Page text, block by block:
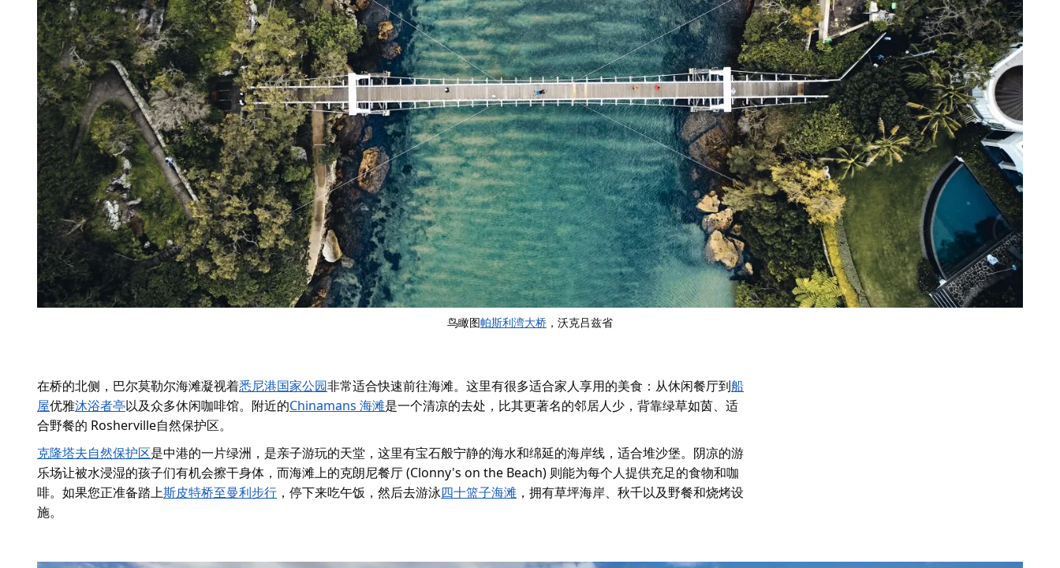
鸟瞰图帕斯利湾大桥 ，沃克吕兹省
在桥的北侧， 巴尔莫勒尔海滩凝视着悉尼港国家公园非常适合快速前往海滩。这里有很多适合家人享用的美食：从休闲餐厅到船
屋优雅沐浴者亭以及众多休闲咖啡馆。附近的Chinamans 海滩是一个清凉的去处，比其更著名的邻居人少，背靠绿草如茵、适
合野餐的 Rosherville自然保护区。
克隆塔夫自然保护区是中港的一片绿洲，是亲子游玩的天堂，这里有宝石般宁静的海水和绵延的海岸线，适合堆沙堡。阴凉的游
乐场让被水浸湿的孩子们有机会擦干身体，而海滩上的克朗尼餐厅 (Clonny's on the Beach) 则能为每个人提供充足的食物和咖
啡。如果您正准备踏上斯皮特桥至曼利步行 ，停下来吃午饭，然后去游泳四十篮子海滩 ，拥有草坪海岸、秋千以及野餐和烧烤设
施。